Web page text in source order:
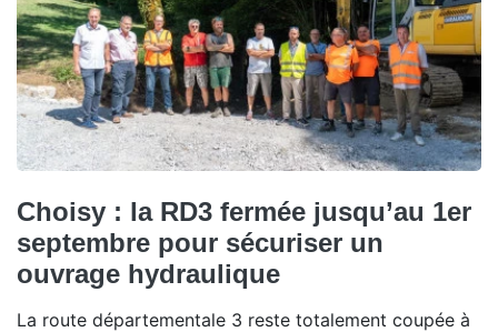
Choisy : la RD3 fermée jusqu’au 1er
septembre pour sécuriser un
ouvrage hydraulique
La route départementale 3 reste totalement coupée à